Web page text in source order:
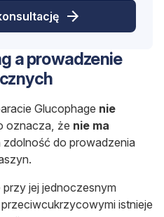
a prowadzenie
Glucophage nie
oznacza, że nie ma
zdolność do prowadzenia
jej jednoczesnym
istnieje